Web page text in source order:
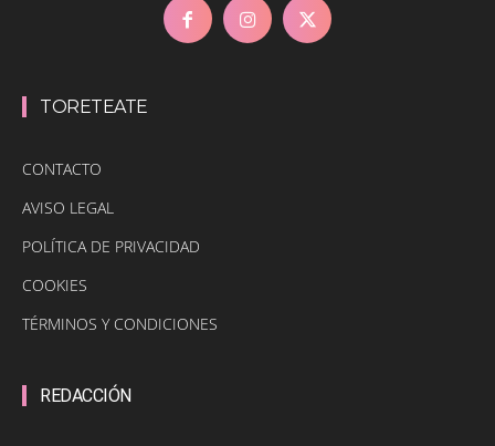
TORETEATE
CONTACTO
AVISO LEGAL
POLÍTICA DE PRIVACIDAD
COOKIES
TÉRMINOS Y CONDICIONES
REDACCIÓN